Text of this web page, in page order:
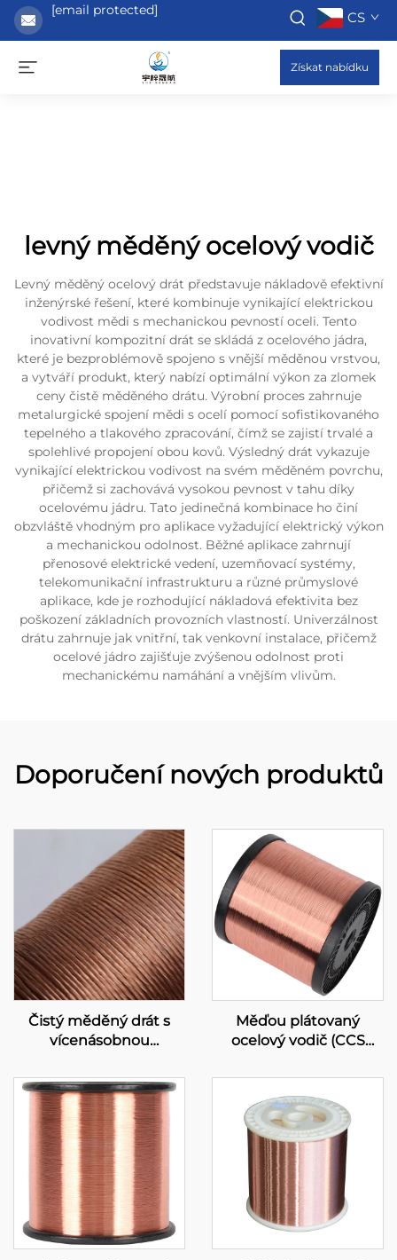
[email protected] CS
Získat nabídku
levný měděný ocelový vodič
Levný měděný ocelový drát představuje nákladově efektivní
inženýrské řešení, které kombinuje vynikající elektrickou
vodivost mědi s mechanickou pevností oceli. Tento
inovativní kompozitní drát se skládá z ocelového jádra,
které je bezproblémově spojeno s vnější měděnou vrstvou,
a vytváří produkt, který nabízí optimální výkon za zlomek
ceny čistě měděného drátu. Výrobní proces zahrnuje
metalurgické spojení mědi s ocelí pomocí sofistikovaného
tepelného a tlakového zpracování, čímž se zajistí trvalé a
spolehlivé propojení obou kovů. Výsledný drát vykazuje
vynikající elektrickou vodivost na svém měděném povrchu,
přičemž si zachovává vysokou pevnost v tahu díky
ocelovému jádru. Tato jedinečná kombinace ho činí
obzvláště vhodným pro aplikace vyžadující elektrický výkon
a mechanickou odolnost. Běžné aplikace zahrnují
přenosové elektrické vedení, uzemňovací systémy,
telekomunikační infrastrukturu a různé průmyslové
aplikace, kde je rozhodující nákladová efektivita bez
poškození základních provozních vlastností. Univerzálnost
drátu zahrnuje jak vnitřní, tak venkovní instalace, přičemž
ocelové jádro zajišťuje zvýšenou odolnost proti
mechanickému namáhání a vnějším vlivům.
Doporučení nových produktů
Čistý měděný drát s
vícenásobnou
Měďou plátovaný
ocelový vodič (CCS